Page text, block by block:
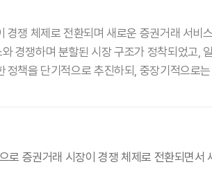
쟁 체제로 전환되며 새로운 증권거래 서비
경쟁하며 분할된 시장 구조가 정착되었고,
책을 단기적으로 추진하되, 중장기적으로
증권거래 시장이 경쟁 체제로 전환되면서